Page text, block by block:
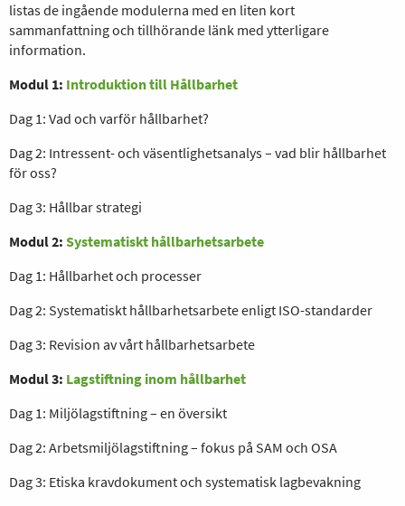
listas de ingående modulerna med en liten kort
sammanfattning och tillhörande länk med ytterligare
information.
Modul 1: Introduktion till Hållbarhet
Dag 1: Vad och varför hållbarhet?
Dag 2: Intressent- och väsentlighetsanalys – vad blir hållbarhet
för oss?
Dag 3: Hållbar strategi
Modul 2: Systematiskt hållbarhetsarbete
Dag 1: Hållbarhet och processer
Dag 2: Systematiskt hållbarhetsarbete enligt ISO-standarder
Dag 3: Revision av vårt hållbarhetsarbete
Modul 3: Lagstiftning inom hållbarhet
Dag 1: Miljölagstiftning – en översikt
Dag 2: Arbetsmiljölagstiftning – fokus på SAM och OSA
Dag 3: Etiska kravdokument och systematisk lagbevakning